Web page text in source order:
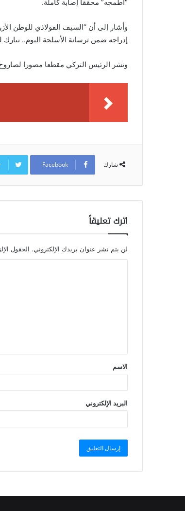
“أطمجه” محققا إصابة كاملة.
وأشار إلى أن “السيف الفولاذي للوطن
إدراجه ضمن ترسانة الأسلحة اليوم.. نبارك
ونشر الرئيس التركي مقطعا مصورا
شارك Facebook
اترك تعليقاً
لن يتم نشر عنوان بريدك الإلكتروني. الحقول
الاسم
البريد الإلكتروني